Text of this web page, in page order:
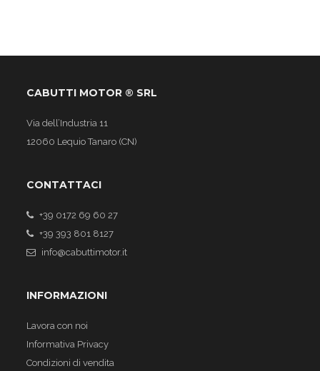
CABUTTI MOTOR ® SRL
Via dell’Industria 11
12060 Lequio Tanaro (CN)
CONTATTACI
+39 0172 69 60 27
+39 393 801 8127
info@cabuttimotor.it
INFORMAZIONI
Lavora con noi
Informativa Privacy
Condizioni di vendita